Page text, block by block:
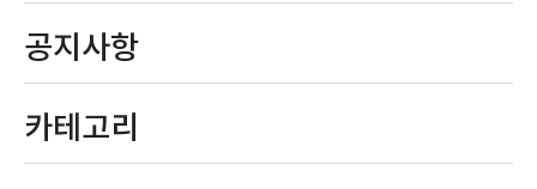
공지사항
카테고리